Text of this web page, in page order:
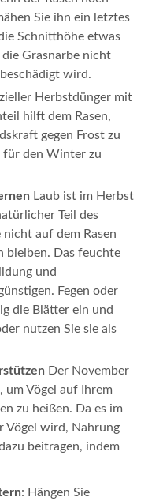
Sie ihn ein letztes
Schnitthöhe etwas
Grasnarbe nicht
wird.
Herbstdünger mit
hilft dem Rasen,
gegen Frost zu
für den Winter zu
Laub ist im Herbst
Teil des
auf dem Rasen
bleiben. Das feuchte
und
Fegen oder
die Blätter ein und
nutzen Sie sie als
Der November
um Vögel auf Ihrem
zu heißen. Da es im
wird, Nahrung
beitragen, indem
: Hängen Sie